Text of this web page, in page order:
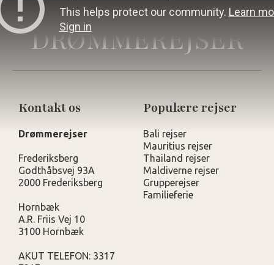
DRØMMEREJSER
Kontakt os
Drømmerejser
Frederiksberg
Godthåbsvej 93A
2000 Frederiksberg
Hornbæk
A.R. Friis Vej 10
3100 Hornbæk
AKUT TELEFON: 3317
Populære rejser
Bali rejser
Mauritius rejser
Thailand rejser
Maldiverne rejser
Grupperejser
Familieferie